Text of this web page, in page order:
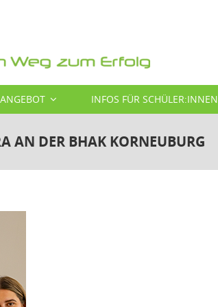
INFOS FÜR SCHÜLER:INNEN
AN DER BHAK KORNEUBURG